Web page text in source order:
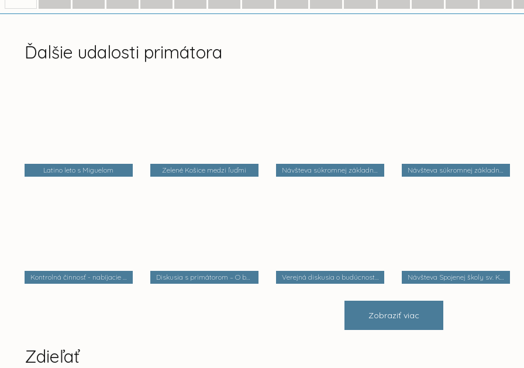
Ďalšie udalosti primátora
Latino leto s Miguelom Zelené Košice medzi ľuďmi Návšteva súkromnej základnej umeleckej školy Zádielska Návšteva súkromnej základnej školy Dobrá škola n.o.
Kontrolná činnosť - nabíjacie stanice elektrobusov Diskusia s primátorom – O bezpečnosti a verejnom poriadku Verejná diskusia o budúcnosti mestských častí Návšteva Spojenej školy sv. Košických mučeníkov
Zobraziť viac
Zdieľať